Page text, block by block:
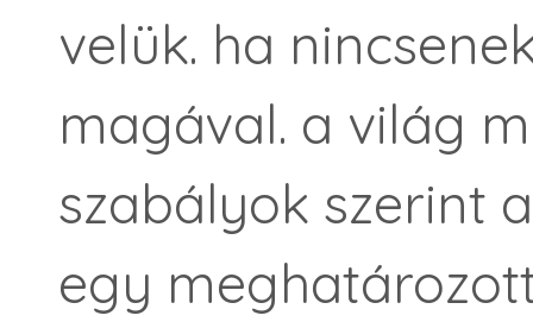
velük. ha
magával. a világ
szabályok szerint
egy